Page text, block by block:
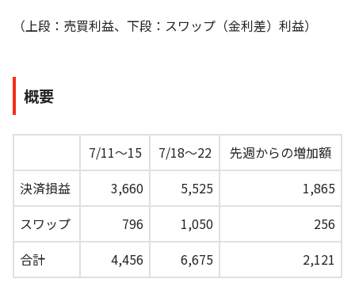
（上段：売買利益、下段：スワップ（金利差）利益）
概要
7/11～15 7/18～22
先週からの増加額
決済損益
3,660 5,525
1,865
スワップ
796 1,050
256
合計
4,456 6,675 2,121